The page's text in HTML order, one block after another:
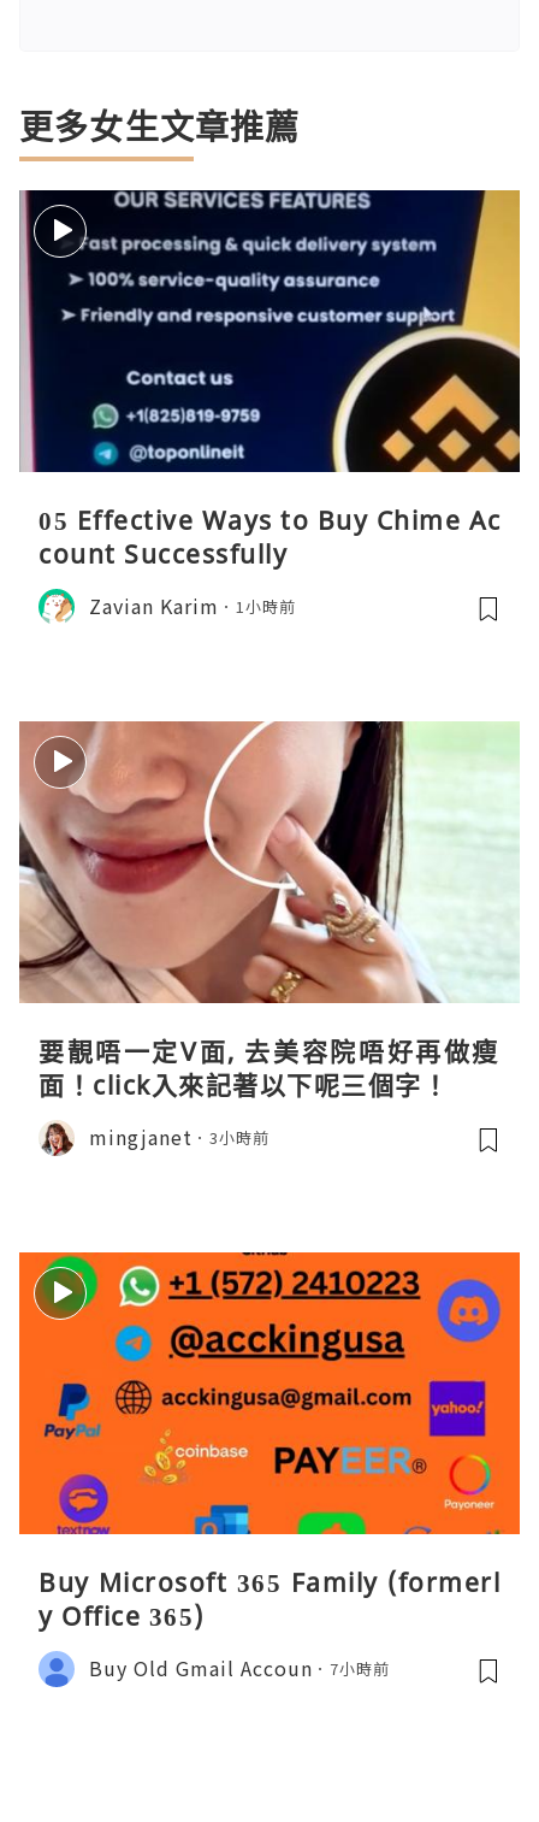
更多女生文章推薦
05 Effective Ways to Buy Chime Ac
count Successfully
Zavian Karim 1小時前
要靚唔一定V面, 去美容院唔好再做瘦
面！click入來記著以下呢三個字！
mingjanet 3小時前
Buy Microsoft 365 Family (formerl
y Office 365)
Buy Old Gmail Accoun 7小時前